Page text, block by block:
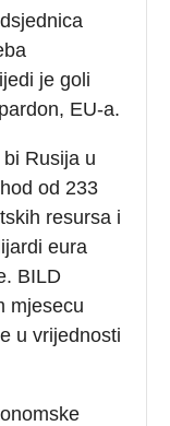
je goli
EU-a.
Rusija u
od 233
resursa i
eura
BILD
mjesecu
u vrijednosti